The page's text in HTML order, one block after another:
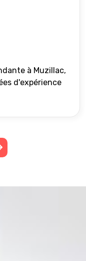
à Muzillac,
d'expérience